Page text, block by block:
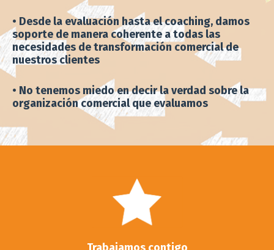
soporte de manera coherente a todas las
necesidades de transformación comercial de
nuestros clientes
• No tenemos miedo en decir la verdad sobre la
organización comercial que evaluamos
Trabajamos contigo